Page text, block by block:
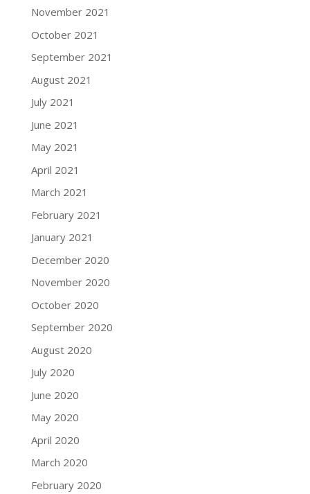
November 2021
October 2021
September 2021
August 2021
July 2021
June 2021
May 2021
April 2021
March 2021
February 2021
January 2021
December 2020
November 2020
October 2020
September 2020
August 2020
July 2020
June 2020
May 2020
April 2020
March 2020
February 2020